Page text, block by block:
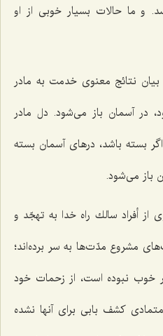
و ما حالات بسيار خوبى از او
بيان نتائج معنوى خدمت به مادر
آسمان باز مى‌شود. دل مادر
بسته باشد، درهاى آسمان بسته
باز مى‌شود.
أفراد سالك راه خدا به تهجّد و
مشروع مدّت‌ها به سر برده‌اند؛
خوب نبوده است، از زحمات خود
كشف بابى براى آنها نشده